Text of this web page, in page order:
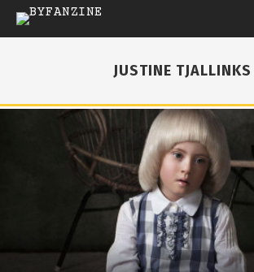
JUSTINE TJALLINKS